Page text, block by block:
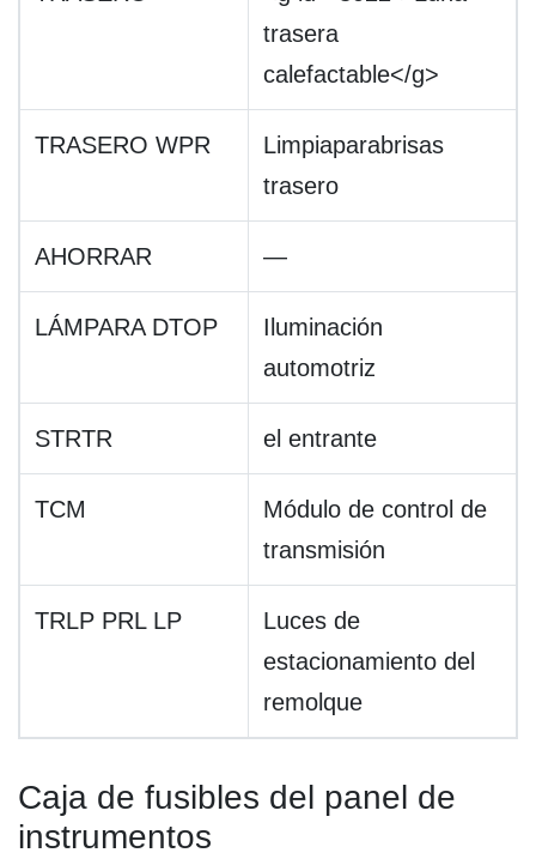
trasera
calefactable</g>
TRASERO WPR
Limpiaparabrisas
trasero
AHORRAR —
LÁMPARA DTOP
Iluminación
automotriz
STRTR el entrante
TCM
Módulo de control de
transmisión
TRLP PRL LP
Luces de
estacionamiento del
remolque
Caja de fusibles del panel de
instrumentos